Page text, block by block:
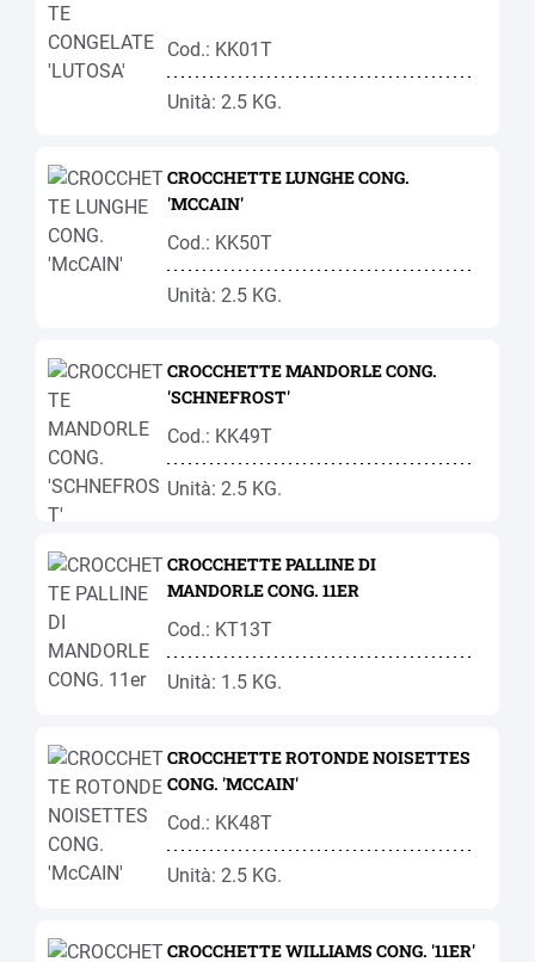
Cod.: KK01T
Unità: 2.5 KG.
CROCCHETTE LUNGHE CONG.
'MCCAIN'
Cod.: KK50T
Unità: 2.5 KG.
CROCCHETTE MANDORLE CONG.
'SCHNEFROST'
Cod.: KK49T
Unità: 2.5 KG.
CROCCHETTE PALLINE DI
MANDORLE CONG. 11ER
Cod.: KT13T
Unità: 1.5 KG.
CROCCHETTE ROTONDE NOISETTES
CONG. 'MCCAIN'
Cod.: KK48T
Unità: 2.5 KG.
CROCCHETTE WILLIAMS CONG. '11ER'